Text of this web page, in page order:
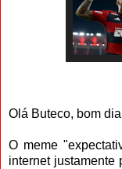
Olá Buteco, bom
O meme
internet justamente